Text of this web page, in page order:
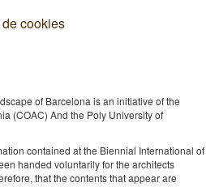
cookies
of Barcelona is an initiative of the
(COAC) And the Poly University of
contained at the Biennial International of
handed voluntarily for the architects
that the contents that appear are